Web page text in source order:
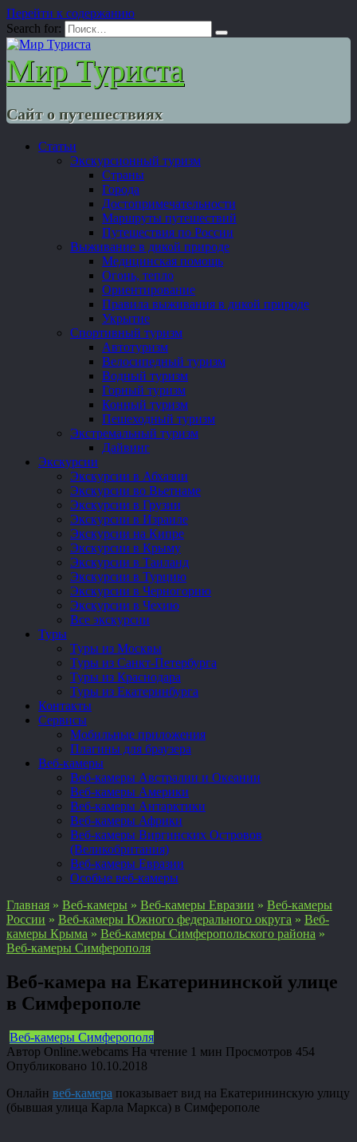
Перейти к содержанию
Search for:
Мир Туриста
Сайт о путешествиях
Статьи
Экскурсионный туризм
Страны
Города
Достопримечательности
Маршруты путешествий
Путешествия по России
Выживание в дикой природе
Медицинская помощь
Огонь, тепло
Ориентирование
Правила выживания в дикой природе
Укрытие
Спортивный туризм
Автотуризм
Велосипедный туризм
Водный туризм
Горный туризм
Конный туризм
Пешеходный туризм
Экстремальный туризм
Дайвинг
Экскурсии
Экскурсии в Абхазии
Экскурсии во Вьетнаме
Экскурсии в Грузии
Экскурсии в Израиле
Экскурсии на Кипре
Экскурсии в Крыму
Экскурсии в Таиланд
Экскурсии в Турцию
Экскурсии в Черногорию
Экскурсии в Чехию
Все экскурсии
Туры
Туры из Москвы
Туры из Санкт-Петербурга
Туры из Краснодара
Туры из Екатеринбурга
Контакты
Сервисы
Мобильные приложения
Плагины для браузера
Веб-камеры
Веб-камеры Австралии и Океании
Веб-камеры Америки
Веб-камеры Антарктики
Веб-камеры Африки
Веб-камеры Виргинских Островов
(Великобритания)
Веб-камеры Евразии
Особые веб-камеры
Главная » Веб-камеры » Веб-камеры Евразии » Веб-камеры
России » Веб-камеры Южного федерального округа » Веб-
камеры Крыма » Веб-камеры Симферопольского района »
Веб-камеры Симферополя
Веб-камера на Екатерининской улице
в Симферополе
Веб-камеры Симферополя
Автор Online.webcams На чтение 1 мин Просмотров 454
Опубликовано 10.10.2018
Онлайн веб-камера показывает вид на Екатерининскую улицу
(бывшая улица Карла Маркса) в Симферополе